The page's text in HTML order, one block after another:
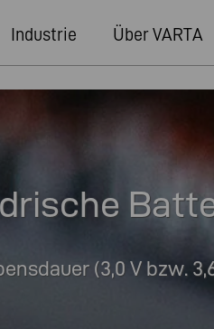
Industrie Über VARTA
(3,0 V bzw.